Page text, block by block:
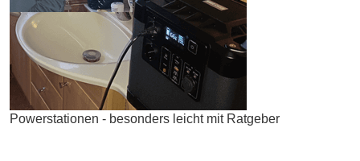
Powerstationen - besonders leicht mit Ratgeber